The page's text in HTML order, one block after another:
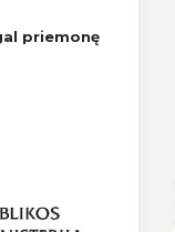
priemonę